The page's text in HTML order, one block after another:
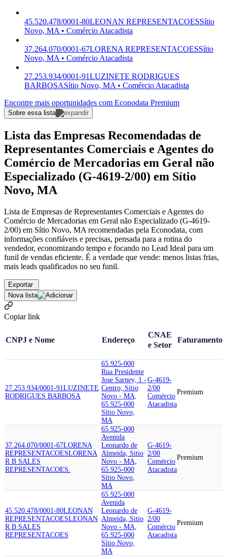
45.520.478/0001-80LEONAN REPRESENTACOESSítio
Novo, MA • Comércio Atacadista
37.264.070/0001-67LORENA REPRESENTACOESSítio
Novo, MA • Comércio Atacadista
27.253.934/0001-91LUZINETE RODRIGUES
BARBOSASítio Novo, MA • Comércio Atacadista
Encontre mais oportunidades com Econodata Premium
Sobre essa lista
Lista das Empresas Recomendadas de
Representantes Comerciais e Agentes do
Comércio de Mercadorias em Geral não
Especializado (G-4619-2/00) em Sítio
Novo, MA
Lista de Empresas de Representantes Comerciais e Agentes do
Comércio de Mercadorias em Geral não Especializado (G-4619-
2/00) em Sítio Novo, MA recomendadas pela Econodata, com
informações confiáveis e precisas, pensada para a rotina do
vendedor, economizando tempo e focando no Lead Ideal para um
funil de vendas eficiente. É a verdade que vende: menos listas frias,
mais leads qualificados no seu funil.
Exportar
Nova lista
Copiar link
CNPJ e Nome Endereço
CNAE
e Setor
Faturamento
27.253.934/0001-91LUZINETE
RODRIGUES BARBOSA
65.925-000
Rua Presidente
Jose Sarney, 1 -
Centro, Sitio
Novo - MA,
65.925-000
Sítio Novo,
MA
G-4619-
2/00
Comércio
Atacadista
Premium
37.264.070/0001-67LORENA
REPRESENTACOESLORENA
R B SALES
REPRESENTACOES.
65.925-000
Avenida
Leonardo de
Almeida, Sitio
Novo - MA,
65.925-000
Sítio Novo,
MA
G-4619-
2/00
Comércio
Atacadista
Premium
45.520.478/0001-80LEONAN
REPRESENTACOESLEONAN
R B SALES
REPRESENTACOES
65.925-000
Avenida
Leonardo de
Almeida, Sitio
Novo - MA,
65.925-000
Sítio Novo,
MA
G-4619-
2/00
Comércio
Atacadista
Premium